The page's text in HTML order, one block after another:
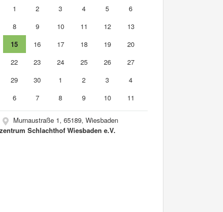
1 2 3 4 5
6
8 9 10 11 12
13
15 16 17 18 19
20
22 23 24 25 26
27
29 30 1 2 3
4
6 7 8 9 10 11
Murnaustraße 1, 65189, Wiesbaden
Schlachthof Wiesbaden e.V.